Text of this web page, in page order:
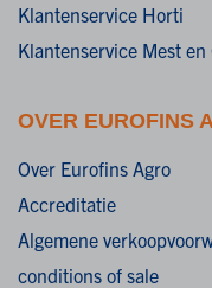
Klantenservice Horti
Klantenservice Mest en
OVER EUROFINS
Over Eurofins Agro
Accreditatie
Algemene
conditions of sale